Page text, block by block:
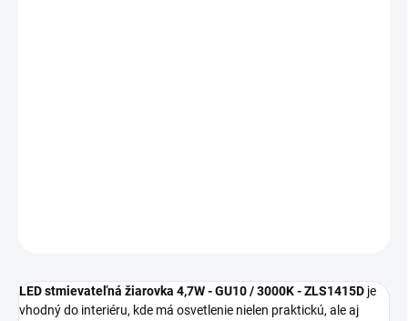
LED stmievateľná žiarovka 4,7W - GU10 / 3000K - ZLS1415D je
vhodný do interiéru, kde má osvetlenie nielen praktickú, ale aj